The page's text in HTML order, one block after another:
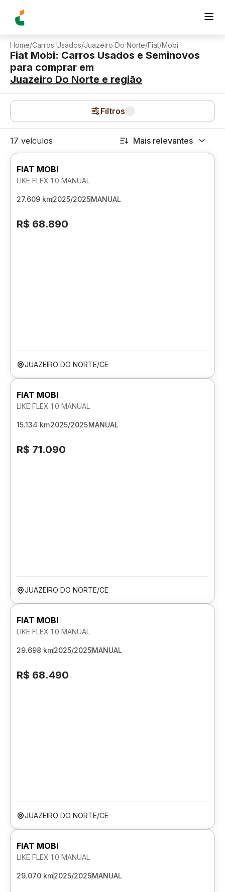
Home/Carros Usados/Juazeiro Do Norte/Fiat/Mobi
Fiat Mobi: Carros Usados e Seminovos
para comprar em
Juazeiro Do Norte e região
Filtros
17 veículos Mais relevantes
FIAT MOBI
LIKE FLEX 1.0 MANUAL
27.609 km2025/2025MANUAL
R$ 68.890
JUAZEIRO DO NORTE/CE
FIAT MOBI
LIKE FLEX 1.0 MANUAL
15.134 km2025/2025MANUAL
R$ 71.090
JUAZEIRO DO NORTE/CE
FIAT MOBI
LIKE FLEX 1.0 MANUAL
29.698 km2025/2025MANUAL
R$ 68.490
JUAZEIRO DO NORTE/CE
FIAT MOBI
LIKE FLEX 1.0 MANUAL
29.070 km2025/2025MANUAL